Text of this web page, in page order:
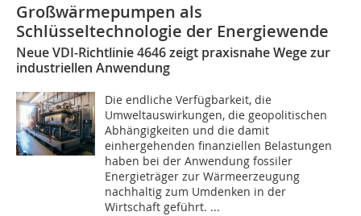
Großwärmepumpen als
Schlüsseltechnologie der Energiewende
Neue VDI‑Richtlinie 4646 zeigt praxisnahe Wege zur
industriellen Anwendung
Die endliche Verfügbarkeit, die
Umweltauswirkungen, die geopolitischen
Abhängigkeiten und die damit
einhergehenden finanziellen Belastungen
haben bei der Anwendung fossiler
Energieträger zur Wärmeerzeugung
nachhaltig zum Umdenken in der
Wirtschaft geführt. ...